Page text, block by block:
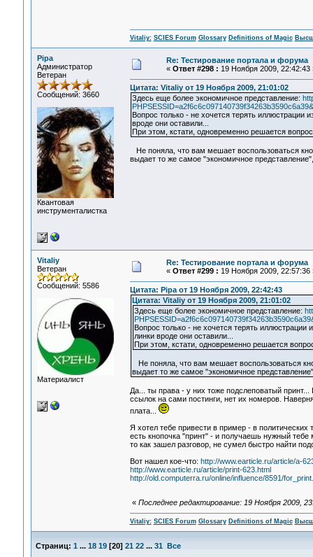
Vitaliy: SCIES Forum Glossary Definitions of Magic
Pipa
Администратор
Ветеран
Сообщений: 3660
Квантовая
инструменталистка
Re: Тестирование портала и форума
« Ответ #298 : 19 Ноября 2009, 22:42:43
Цитата: Vitaliy от 19 Ноября 2009, 21:01:02
Здесь еще более экономичное представление:
Вопрос только - не хочется терять иллюстрации
вроде они оставили...
При этом, кстати, одновременно решается
Не поняла, что вам мешает воспользоваться
выдает то же самое "экономичное
Vitaliy
Ветеран
Сообщений: 5586
Материалист
Re: Тестирование портала и форума
« Ответ #299 : 19 Ноября 2009, 22:57:36
Цитата: Pipa от 19 Ноября 2009, 22:42:43
Цитата: Vitaliy от 19 Ноября 2009, 21:01:02
Здесь еще более экономичное представление:
Вопрос только - не хочется терять иллюстрации
линки вроде они оставили...
При этом, кстати, одновременно решается
Не поняла, что вам мешает воспользоваться
выдает то же самое "экономичное
Да... ты права - у них тоже подслеповатый
ссылок на сами постинги, нет их номеров.
плата...
Я хотел тебе привести в пример - в политических
есть кнопочка "принт" - и получаешь нужный
то как зашел разговор, не сумел быстро найти
Вот нашел кое-что: http://www.earticle.ru/article/a-
http://www.earticle.ru/article/print-623.html
http://old.computerra.ru/online/influence/8591/
« Последнее редактирование: 19 Ноября 2009,
Vitaliy: SCIES Forum Glossary Definitions of Magic
Страниц: 1 ... 18 19[20] 21 22 ... 31 Все